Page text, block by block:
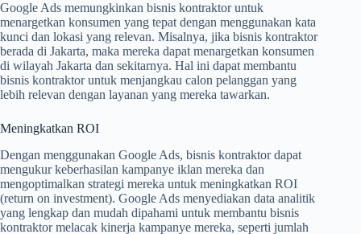
Google Ads memungkinkan bisnis kontraktor untuk
menargetkan konsumen yang tepat dengan menggunakan kata
kunci dan lokasi yang relevan. Misalnya, jika bisnis kontraktor
berada di Jakarta, maka mereka dapat menargetkan konsumen
di wilayah Jakarta dan sekitarnya. Hal ini dapat membantu
bisnis kontraktor untuk menjangkau calon pelanggan yang
lebih relevan dengan layanan yang mereka tawarkan.
Meningkatkan ROI
Dengan menggunakan Google Ads, bisnis kontraktor dapat
mengukur keberhasilan kampanye iklan mereka dan
mengoptimalkan strategi mereka untuk meningkatkan ROI
(return on investment). Google Ads menyediakan data analitik
yang lengkap dan mudah dipahami untuk membantu bisnis
kontraktor melacak kinerja kampanye mereka, seperti jumlah